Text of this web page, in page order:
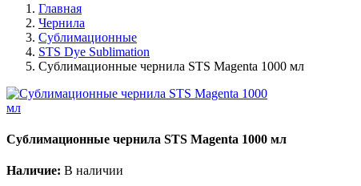
Главная
Чернила
Сублимационные
STS Dye Sublimation
Сублимационные чернила STS Magenta 1000 мл
Сублимационные чернила STS Magenta 1000 мл
Наличие: В наличии